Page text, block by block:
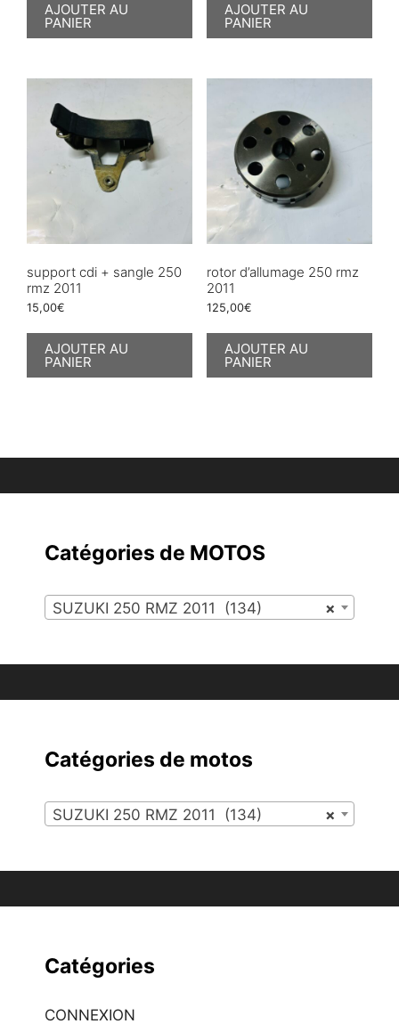
AJOUTER AU
PANIER
AJOUTER AU
PANIER
support cdi + sangle 250
rmz 2011
15,00€
AJOUTER AU
PANIER
rotor d’allumage 250 rmz
2011
125,00€
AJOUTER AU
PANIER
Catégories de MOTOS
×
SUZUKI 250 RMZ 2011 (134)
Catégories de motos
×
SUZUKI 250 RMZ 2011 (134)
Catégories
CONNEXION